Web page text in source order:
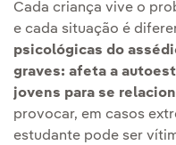
Cada criança vive o
e cada situação é
psicológicas do
graves: afeta a
jovens para se
provocar, em casos
estudante pode ser